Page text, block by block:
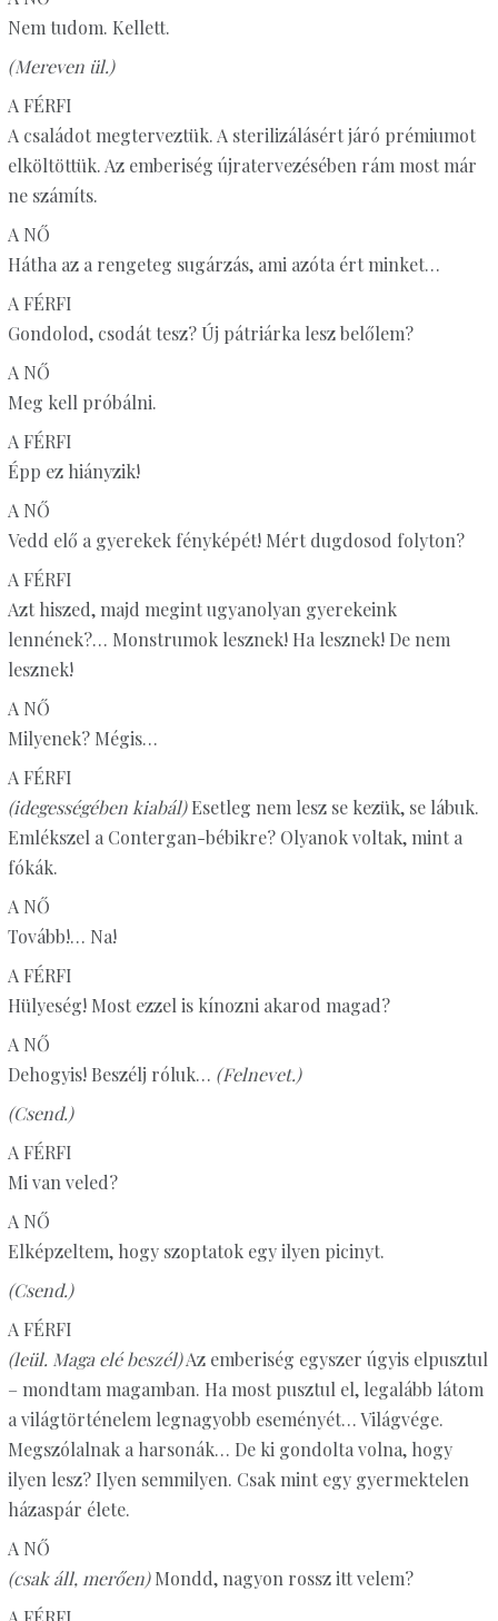
Nem tudom. Kellett.
(Mereven ül.)
A FÉRFI
A családot megterveztük. A sterilizálásért járó prémiumot
elköltöttük. Az emberiség újratervezésében rám most már
ne számíts.
A NŐ
Hátha az a rengeteg sugárzás, ami azóta ért minket…
A FÉRFI
Gondolod, csodát tesz? Új pátriárka lesz belőlem?
A NŐ
Meg kell próbálni.
A FÉRFI
Épp ez hiányzik!
A NŐ
Vedd elő a gyerekek fényképét! Mért dugdosod folyton?
A FÉRFI
Azt hiszed, majd megint ugyanolyan gyerekeink
lennének?… Monstrumok lesznek! Ha lesznek! De nem
lesznek!
A NŐ
Milyenek? Mégis…
A FÉRFI
(idegességében kiabál)Esetleg nem lesz se kezük, se lábuk.
Emlékszel a Contergan-bébikre? Olyanok voltak, mint a
fókák.
A NŐ
Tovább!… Na!
A FÉRFI
Hülyeség! Most ezzel is kínozni akarod magad?
A NŐ
Dehogyis! Beszélj róluk… (Felnevet.)
(Csend.)
A FÉRFI
Mi van veled?
A NŐ
Elképzeltem, hogy szoptatok egy ilyen picinyt.
(Csend.)
A FÉRFI
(leül. Maga elé beszél)Az emberiség egyszer úgyis elpusztul
– mondtam magamban. Ha most pusztul el, legalább látom
a világtörténelem legnagyobb eseményét… Világvége.
Megszólalnak a harsonák… De ki gondolta volna, hogy
ilyen lesz? Ilyen semmilyen. Csak mint egy gyermektelen
házaspár élete.
A NŐ
(csak áll, merően)Mondd, nagyon rossz itt velem?